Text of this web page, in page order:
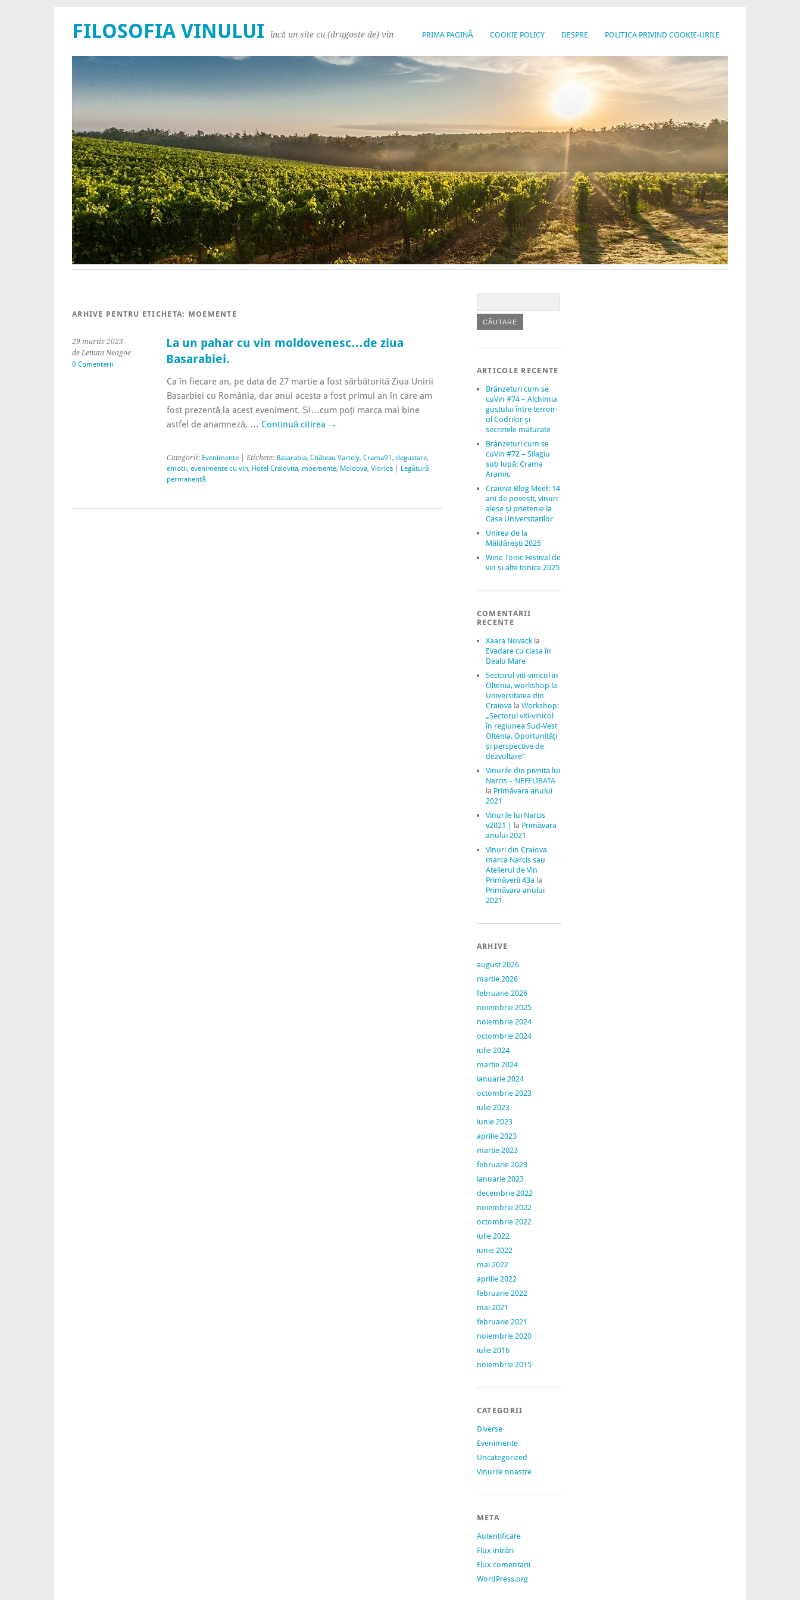
PRIMA PAGINĂ COOKIE POLICY DESPRE POLITICA PRIVIND COOKIE-URILE
FILOSOFIA VINULUI încă un site cu (dragoste de) vin
ARHIVE PENTRU ETICHETA: MOEMENTE
29 martie 2023
de Lenuta Neagoe
0 Comentarii
La un pahar cu vin moldovenesc…de ziua
Basarabiei.
Ca în fiecare an, pe data de 27 martie a fost sărbătorită Ziua Unirii
Basarbiei cu România, dar anul acesta a fost primul an în care am
fost prezentă la acest eveniment. Și…cum poți marca mai bine
astfel de anamneză, … Continuă citirea →
Categorii: Evenimente| Etichete: Basarabia, Château Vartely, Crama91 , degustare,
emotii, evenimente cu vin, Hotel Craiovita, moemente, Moldova, Viorica|
Legătură
permanentă
ARTICOLE RECENTE
Brânzeturi cum se
cuVin #74 – Alchimia
gustului între terroir-
ul Codrilor și
secretele maturate
Brânzeturi cum se
cuVin #72 – Silagiu
sub lupă: Crama
Aramic
Craiova Blog Meet: 14
ani de povești, vinuri
alese și prietenie la
Casa Universitarilor
Unirea de la
Măldărești 2025
Wine Tonic Festival de
vin și alte tonice 2025
COMENTARII
RECENTE
Xaara Novackla
Evadare cu clasa în
Dealu Mare
Sectorul viti-vinicol in
Oltenia, workshop la
Universitatea din
Craiova la Workshop:
„Sectorul viti-vinicol
în regiunea Sud-Vest
Oltenia. Oportunități
și perspective de
dezvoltare”
Vinurile din pivnita lui
Narcis – NEFELIBATA
la Primăvara anului
2021
Vinurile lui Narcis
v2021 |
la Primăvara
anului 2021
Vinuri din Craiova
marca Narcis sau
Atelierul de Vin
Primăverii 43a la
Primăvara anului
2021
ARHIVE
august 2026
martie 2026
februarie 2026
noiembrie 2025
noiembrie 2024
octombrie 2024
iulie 2024
martie 2024
ianuarie 2024
octombrie 2023
iulie 2023
iunie 2023
aprilie 2023
martie 2023
februarie 2023
ianuarie 2023
decembrie 2022
noiembrie 2022
octombrie 2022
iulie 2022
iunie 2022
mai 2022
aprilie 2022
februarie 2022
mai 2021
februarie 2021
noiembrie 2020
iulie 2016
noiembrie 2015
CATEGORII
Diverse
Evenimente
Uncategorized
Vinurile noastre
META
Autentificare
Flux intrări
Flux comentarii
WordPress.org